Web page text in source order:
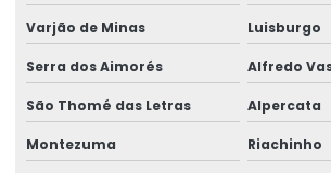
Varjão de Minas Luisburgo
Serra dos Aimorés Alfredo
São Thomé das Letras Alpercata
Montezuma Riachinho